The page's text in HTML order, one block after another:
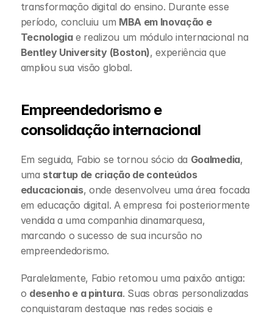
transformação digital do ensino. Durante esse
período, concluiu um MBA em Inovação e
Tecnologia
Bentley University (Boston), experiência que
ampliou sua visão global.
Empreendedorismo e
consolidação internacional
Em seguida, Fabio se tornou sócio da Goalmedia,
uma startup de criação de conteúdos
educacionais, onde desenvolveu uma área focada
em educação digital. A empresa foi posteriormente
vendida a uma companhia dinamarquesa,
marcando o sucesso de sua incursão no
empreendedorismo.
Paralelamente, Fabio retomou uma paixão antiga:
o desenho e a pintura. Suas obras personalizadas
conquistaram destaque nas redes sociais e